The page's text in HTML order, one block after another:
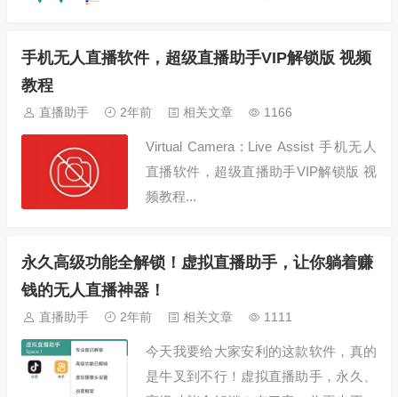
网络流媒体内容，为日常生活和直...
手机无人直播软件，超级直播助手VIP解锁版 视频
教程
直播助手 2年前 相关文章 1166
Virtual Camera : Live Assist 手机无人
直播软件，超级直播助手VIP解锁版 视
频教程...
永久高级功能全解锁！虚拟直播助手，让你躺着赚
钱的无人直播神器！
直播助手 2年前 相关文章 1111
今天我要给大家安利的这款软件，真的
是牛叉到不行！虚拟直播助手，永久、